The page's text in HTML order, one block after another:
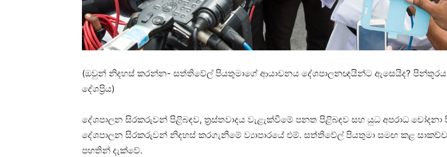
(ඔවුන් නිදහස් කරන්න- සත්තිවේල් පියතුමාගේ ආයාචනය දේශපාලනඥයින්ට ඇසෙයිද?
දේශප්‍රිය)
දේශපාලන සිරකරුවන් පිළිබඳව, ත්‍රස්තවාදය වැළැක්වීමේ පනත පිළිබඳව සහ යුධ අපරාධ චෝදනා
දේශපාලන සිරකරුවන් නිදහස් කරගැනීමේ ව්‍යාපාරයේ එම්. සත්තිවේල් පියතුමා සමඟ කළ
පහතින් දැක්වේ.